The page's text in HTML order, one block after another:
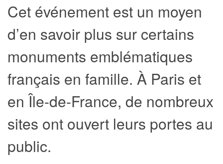
Cet événement est un moyen
d’en savoir plus sur certains
monuments emblématiques
français en famille. À Paris et
en Île-de-France, de nombreux
sites ont ouvert leurs portes au
public.